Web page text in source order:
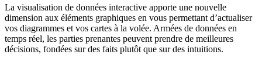
La visualisation de données interactive apporte une nouvelle
dimension aux éléments graphiques en vous permettant d’actualiser
vos diagrammes et vos cartes à la volée. Armées de données en
temps réel, les parties prenantes peuvent prendre de meilleures
décisions, fondées sur des faits plutôt que sur des intuitions.